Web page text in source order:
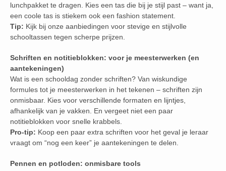
lunchpakket te dragen. Kies een tas die bij je stijl past – want ja,
een coole tas is stiekem ook een fashion statement.
Tip: Kijk bij onze aanbiedingen voor stevige en stijlvolle
schooltassen tegen scherpe prijzen.
Schriften en notitieblokken: voor je meesterwerken (en
aantekeningen)
Wat is een schooldag zonder schriften? Van wiskundige
formules tot je meesterwerken in het tekenen – schriften zijn
onmisbaar. Kies voor verschillende formaten en lijntjes,
afhankelijk van je vakken. En vergeet niet een paar
notitieblokken voor snelle krabbels.
Pro-tip: Koop een paar extra schriften voor het geval je leraar
vraagt om “nog een keer” je aantekeningen te delen.
Pennen en potloden: onmisbare tools